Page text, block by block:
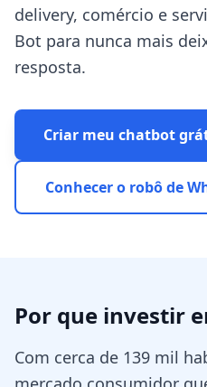
delivery, comércio e
Bot para nunca mais
resposta.
Criar meu chatbot
Conhecer o robô de
Por que investir
Com cerca de 139 mil